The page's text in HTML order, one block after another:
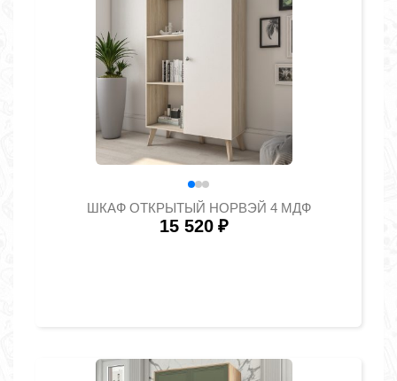
ШКАФ ОТКРЫТЫЙ НОРВЭЙ 4 МДФ
15 520 ₽